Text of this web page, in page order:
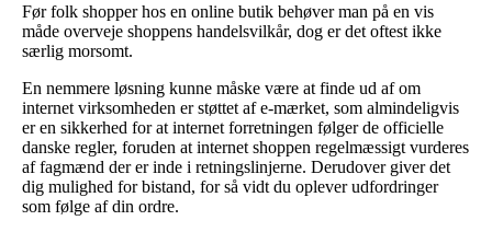
Før folk shopper hos en online butik behøver man på en vis
måde overveje shoppens handelsvilkår, dog er det oftest ikke
særlig morsomt.
En nemmere løsning kunne måske være at finde ud af om
internet virksomheden er støttet af e-mærket, som almindeligvis
er en sikkerhed for at internet forretningen følger de officielle
danske regler, foruden at internet shoppen regelmæssigt vurderes
af fagmænd der er inde i retningslinjerne. Derudover giver det
dig mulighed for bistand, for så vidt du oplever udfordringer
som følge af din ordre.